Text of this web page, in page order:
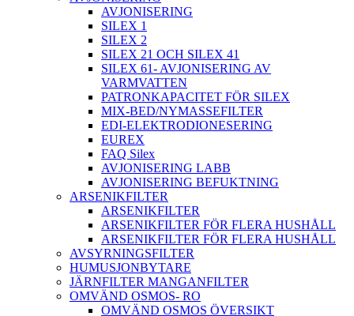
AVJONISERING
SILEX 1
SILEX 2
SILEX 21 OCH SILEX 41
SILEX 61- AVJONISERING AV
VARMVATTEN
PATRONKAPACITET FÖR SILEX
MIX-BED/NYMASSEFILTER
EDI-ELEKTRODIONESERING
EUREX
FAQ Silex
AVJONISERING LABB
AVJONISERING BEFUKTNING
ARSENIKFILTER
ARSENIKFILTER
ARSENIKFILTER FÖR FLERA HUSHÅLL
ARSENIKFILTER FÖR FLERA HUSHÅLL
AVSYRNINGSFILTER
HUMUSJONBYTARE
JÄRNFILTER MANGANFILTER
OMVÄND OSMOS- RO
OMVÄND OSMOS ÖVERSIKT